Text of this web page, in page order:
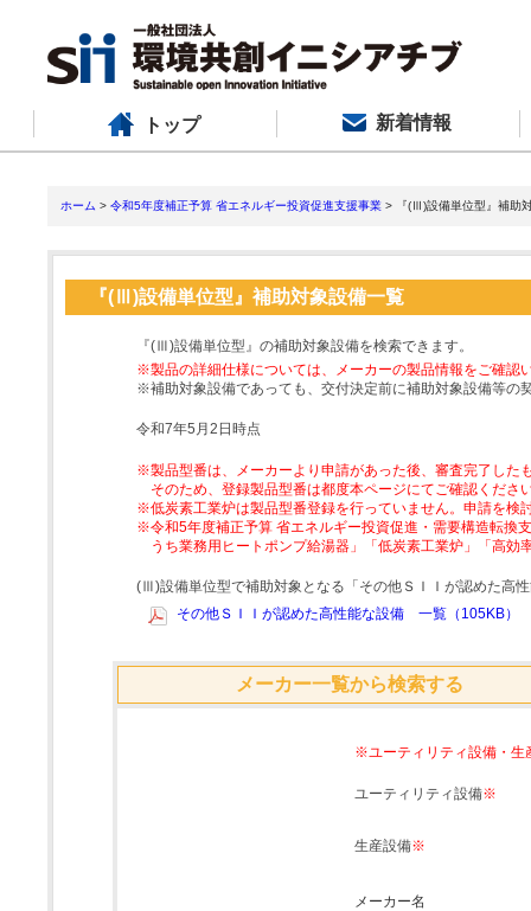
トップ 新着情報
ホーム > 令和5年度補正予算 省エネルギー投資促進支援事業 > 『(Ⅲ)設備単位型』補助
『(Ⅲ)設備単位型』補助対象設備一覧
『(Ⅲ)設備単位型』の補助対象設備を検索できます。
※製品の詳細仕様については、メーカーの製品情報をご確認
※補助対象設備であっても、交付決定前に補助対象設備等の
令和7年5月2日時点
※製品型番は、メーカーより申請があった後、審査完了した
そのため、登録製品型番は都度本ページにてご確認くださ
※低炭素工業炉は製品型番登録を行っていません。申請を検
※令和5年度補正予算 省エネルギー投資促進・需要構造転換
うち業務用ヒートポンプ給湯器」「低炭素工業炉」「高
(Ⅲ)設備単位型で補助対象となる「その他ＳＩＩが認めた高
その他ＳＩＩが認めた高性能な設備 一覧（105KB）
メーカー一覧から検索する
※ユーティリティ設備・生
ユーティリティ設備※
生産設備※
メーカー名